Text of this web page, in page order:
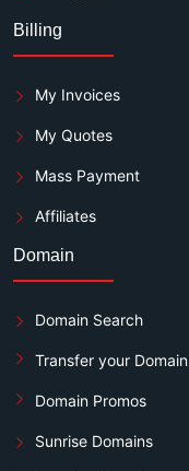
Billing
My Invoices
My Quotes
Mass Payment
Affiliates
Domain
Domain Search
Transfer your Domain
Domain Promos
Sunrise Domains